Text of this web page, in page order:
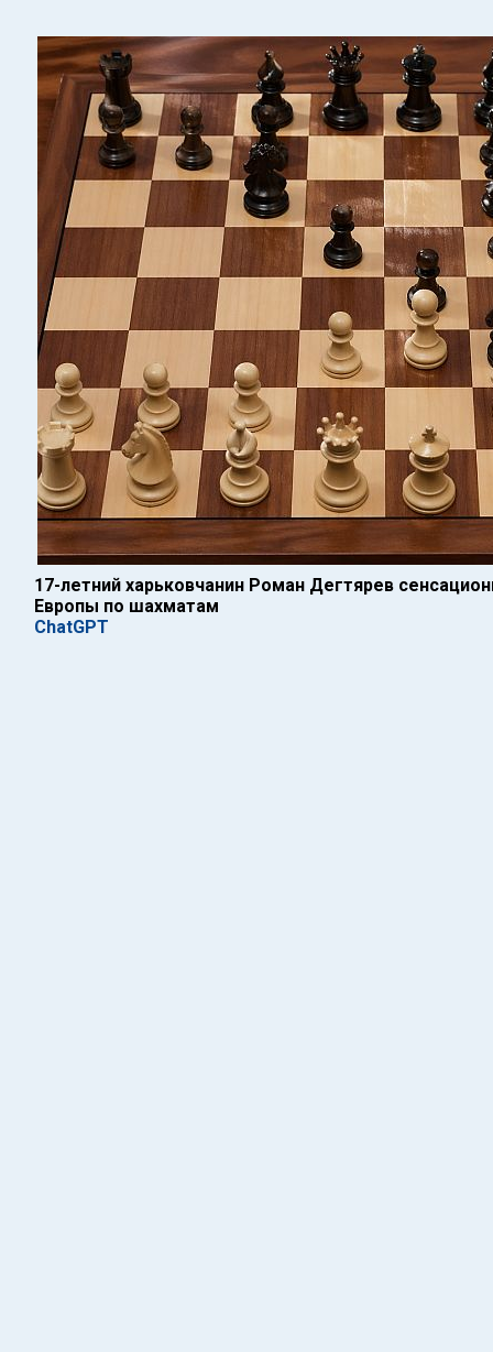
17-летний харьковчанин Роман Дегтярев
Европы по шахматам
ChatGPT